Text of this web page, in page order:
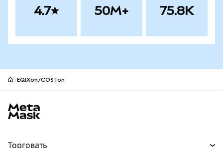
4.7 50M+ 75.8K
EQIXon/COSTon
Торговать